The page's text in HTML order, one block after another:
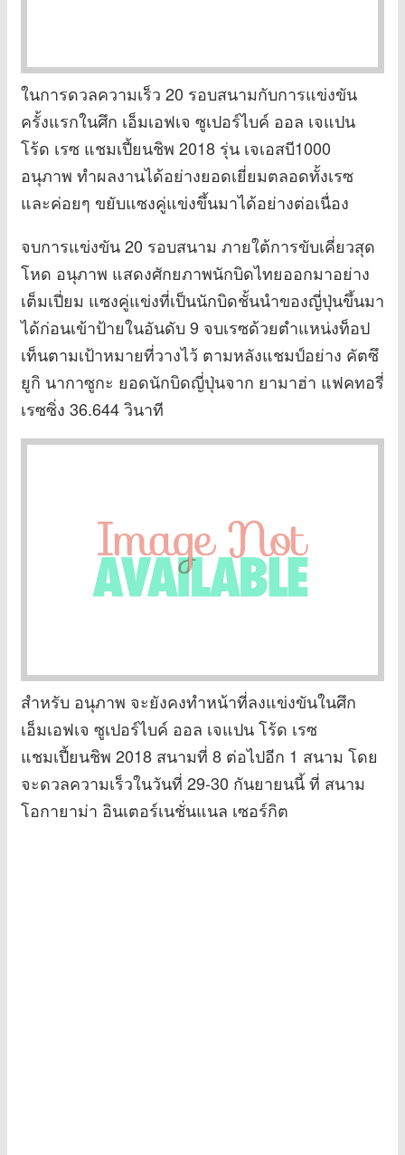
ในการดวลความเร็ว 20 รอบสนามกับการแข่งขัน
ครั้งแรกในศึก เอ็มเอฟเจ ซูเปอร์ไบค์ ออล เจแปน
โร้ด เรซ แชมเปี้ยนชิพ 2018 รุ่น เจเอสบี1000
อนุภาพ ทำผลงานได้อย่างยอดเยี่ยมตลอดทั้งเรซ
และค่อยๆ ขยับแซงคู่แข่งขึ้นมาได้อย่างต่อเนื่อง
จบการแข่งขัน 20 รอบสนาม ภายใต้การขับเคี่ยวสุด
โหด อนุภาพ แสดงศักยภาพนักบิดไทยออกมาอย่าง
เต็มเปี่ยม แซงคู่แข่งที่เป็นนักบิดชั้นนำของญี่ปุ่นขึ้นมา
ได้ก่อนเข้าป้ายในอันดับ 9 จบเรซด้วยตำแหน่งท็อป
เท็นตามเป้าหมายที่วางไว้ ตามหลังแชมป์อย่าง คัตซึ
ยูกิ นากาซูกะ ยอดนักบิดญี่ปุ่นจาก ยามาฮ่า แฟคทอรี่
เรซซิ่ง 36.644 วินาที
สำหรับ อนุภาพ จะยังคงทำหน้าที่ลงแข่งขันในศึก
เอ็มเอฟเจ ซูเปอร์ไบค์ ออล เจแปน โร้ด เรซ
แชมเปี้ยนชิพ 2018 สนามที่ 8 ต่อไปอีก 1 สนาม โดย
จะดวลความเร็วในวันที่ 29-30 กันยายนนี้ ที่ สนาม
โอกายาม่า อินเตอร์เนชั่นแนล เซอร์กิต